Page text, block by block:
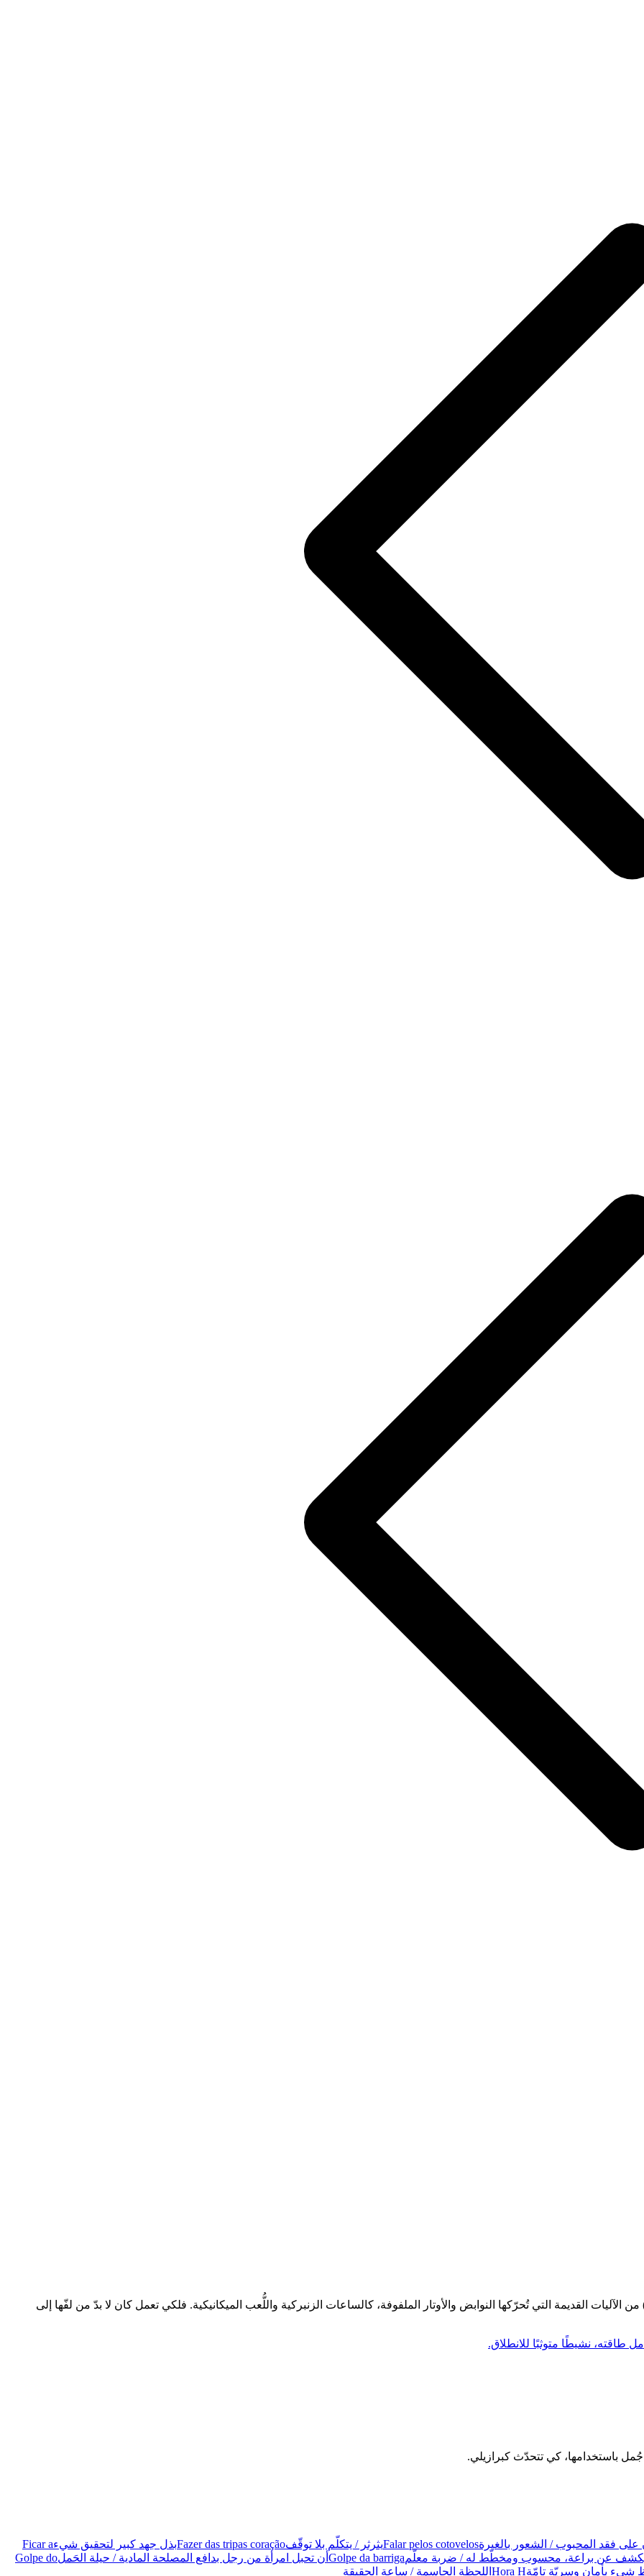
الآليات القديمة التي تُحرّكها النوابض والأوتار الملفوفة، كالساعات الزنبركية واللُّعب الميكانيكية. فلكي تعمل كان لا بدّ من لفّها إلى
طاقته، نشيطًا متوثبًا للانطلاق.
على فقد المحبوب / الشعور بالغيرةFalar pelos cotovelosيثرثر / يتكلّم بلا توقّفFazer das tripas coraçãoبذل جهد كبير لتحقيق شيءFicar a
عن براعة، محسوب ومخطّط له / ضربة معلّمGolpe da barriga أن تحبل امرأة من رجل بدافع المصلحة المادية / حيلة الحَملGolpe do
شيء بأمان وسريّة تامّةHora H اللحظة الحاسمة / ساعة الحقيقة